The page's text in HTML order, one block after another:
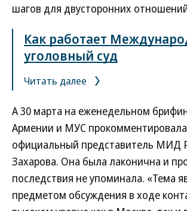
шагов для двусторонних
Как работает
уголовный суд
Читать далее
А 30 марта на еженедельном
Армении и МУС прокомментировала
официальный представитель МИД
Захарова. Она была лаконична и
последствия не упоминала. «Тема
предметом обсуждения в ходе